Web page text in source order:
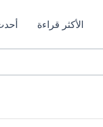
الأكثر قراءة